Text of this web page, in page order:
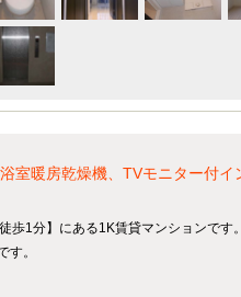
室暖房乾燥機、TVモニター付イ
1分】にある1K賃貸マンションです。
。